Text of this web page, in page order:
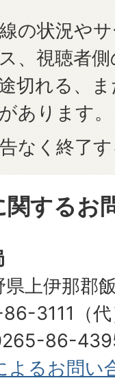
の状況や
、視聴者
切れる、
あります。
なく終了
関するお
上伊那郡
3111（
86-
よるお問い